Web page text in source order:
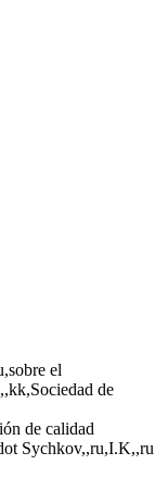
el
de
de calidad
Sychkov,,ru,I.K,,ru